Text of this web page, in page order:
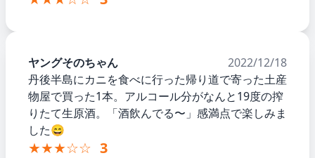
ヤングそのちゃん
2022/12/18
丹後半島にカニを食べに行った帰り道で寄った土産
物屋で買った1本。アルコール分がなんと19度の搾
りたて生原酒。「酒飲んでる〜」感満点で楽しみま
した😄
★★★☆☆ 3